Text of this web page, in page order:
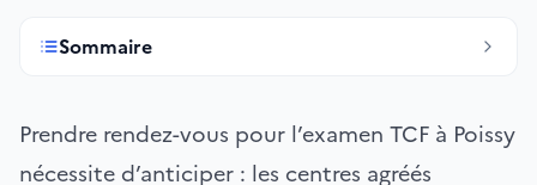
Sommaire
Prendre rendez-vous pour l’examen TCF à Poissy
nécessite d’anticiper : les centres agréés